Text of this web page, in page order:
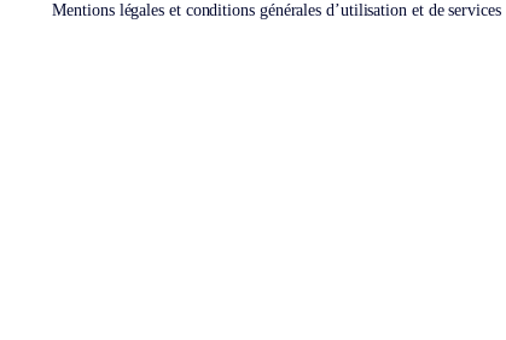
Mentions légales et conditions générales d’utilisation et de services